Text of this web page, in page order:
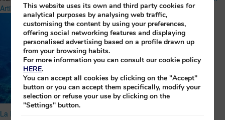
Artikel Lesen
La Palmas faszinierendster Tauchplatz: Cruces de Malpique
This website uses its own and third party cookies for
analytical purposes by analysing web traffic,
customising the content by using your preferences,
offering social networking features and displaying
personalised advertising based on a profile drawn up
from your browsing habits.
For more information you can consult our cookie policy
HERE.
You can accept all cookies by clicking on the "Accept"
button or you can accept them specifically, modify your
selection or refuse your use by clicking on the
"Settings" button.